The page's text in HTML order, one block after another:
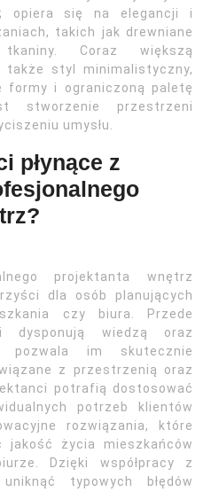
opiera się na elegancji i
takich jak drewniane
Coraz większą
także styl minimalistyczny,
i ograniczoną paletę
stworzenie przestrzeni
umysłu.
płynące z
projektanta wnętrz
dla osób planujących
czy biura. Przede
dysponują wiedzą oraz
pozwala im skutecznie
z przestrzenią oraz
potrafią dostosować
potrzeb klientów
rozwiązania, które
jakość życia mieszkańców
Dzięki współpracy z
typowych błędów